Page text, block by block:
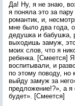
Да! Ну, я не знаю,
я поняла это за
романтик, и,
мне было два года,
дедушка и бабушка,
выходишь замуж,
моих слов, что я
ребенка. [Смеется]
воспитывали, и
по этому поводу, но
выйду замуж за
предложение!?», а я
будет». [Смеется]